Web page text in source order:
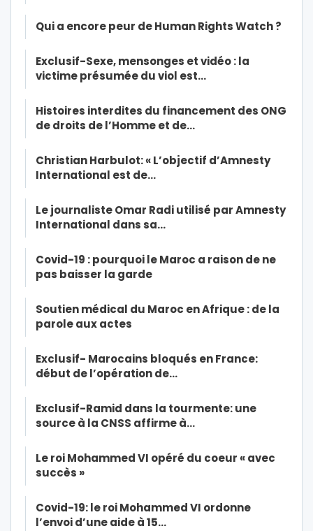
Qui a encore peur de Human Rights Watch ?
Exclusif-Sexe, mensonges et vidéo : la
victime présumée du viol est…
Histoires interdites du financement des ONG
de droits de l’Homme et de…
Christian Harbulot: « L’objectif d’Amnesty
International est de…
Le journaliste Omar Radi utilisé par Amnesty
International dans sa…
Covid-19 : pourquoi le Maroc a raison de ne
pas baisser la garde
Soutien médical du Maroc en Afrique : de la
parole aux actes
Exclusif- Marocains bloqués en France:
début de l’opération de…
Exclusif-Ramid dans la tourmente: une
source à la CNSS affirme à…
Le roi Mohammed VI opéré du coeur « avec
succès »
Covid-19: le roi Mohammed VI ordonne
l’envoi d’une aide à 15…